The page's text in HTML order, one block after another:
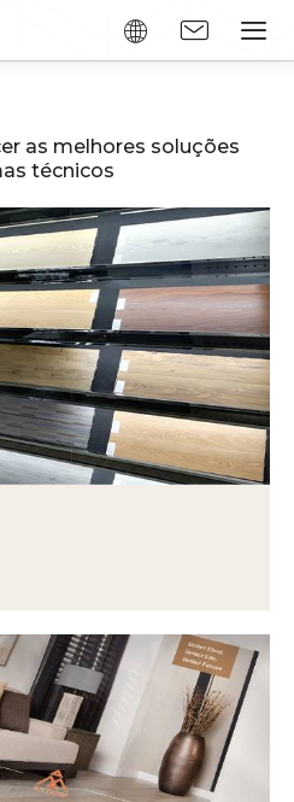
as melhores soluções
técnicos